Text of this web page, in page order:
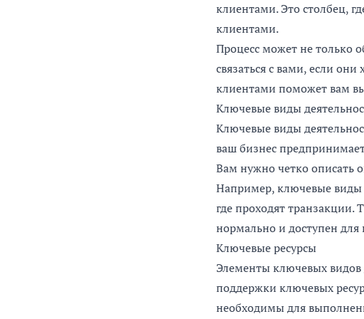
клиентами. Это столбец,
клиентами.
Процесс может не только
связаться с вами, если
клиентами поможет вам
Ключевые виды
Ключевые виды
ваш бизнес
Вам нужно четко описать
Например, ключевые виды
где проходят транзакции.
нормально и доступен для
Ключевые ресурсы
Элементы ключевых видов
поддержки ключевых
необходимы для